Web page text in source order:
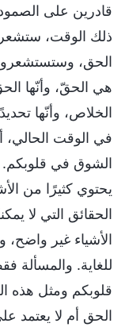
قادرين على
ذلك الوقت،
الحق،
هي الحقّ، وأنّها
الخلاص، وأنّها
في الوقت الحالي،
الشوق في قلوبكم.
يحتوي كثيرًا من
الحقائق التي لا
الأشياء غير
للغاية. والمسألة
قلوبكم ومثل هذه
الحق أم لا يعتمد